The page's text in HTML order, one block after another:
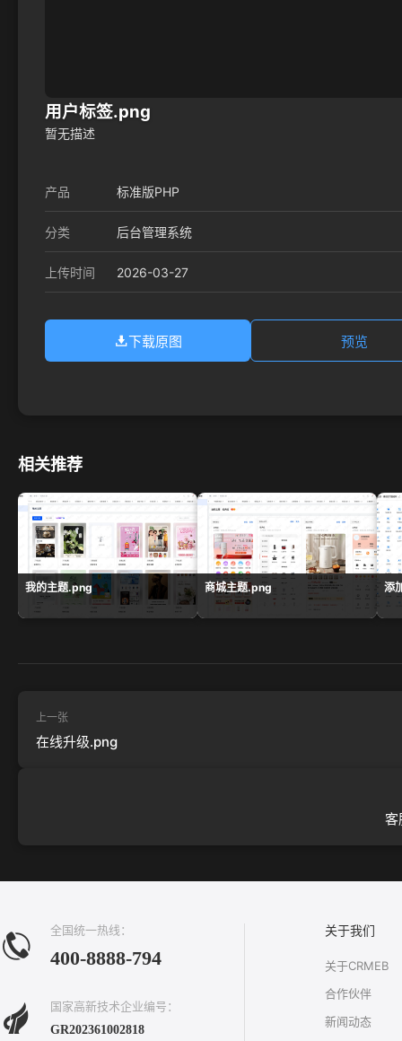
用户标签.png
暂无描述
产品 标准版PHP
分类 后台管理系统
上传时间 2026-03-27
下载原图 预览
相关推荐
我的主题.png 商城主题.png 添
上一张
在线升级.png
客
全国统一热线：
400-8888-794
国家高新技术企业编号：
GR202361002818
关于我们
关于CRMEB
合作伙伴
新闻动态